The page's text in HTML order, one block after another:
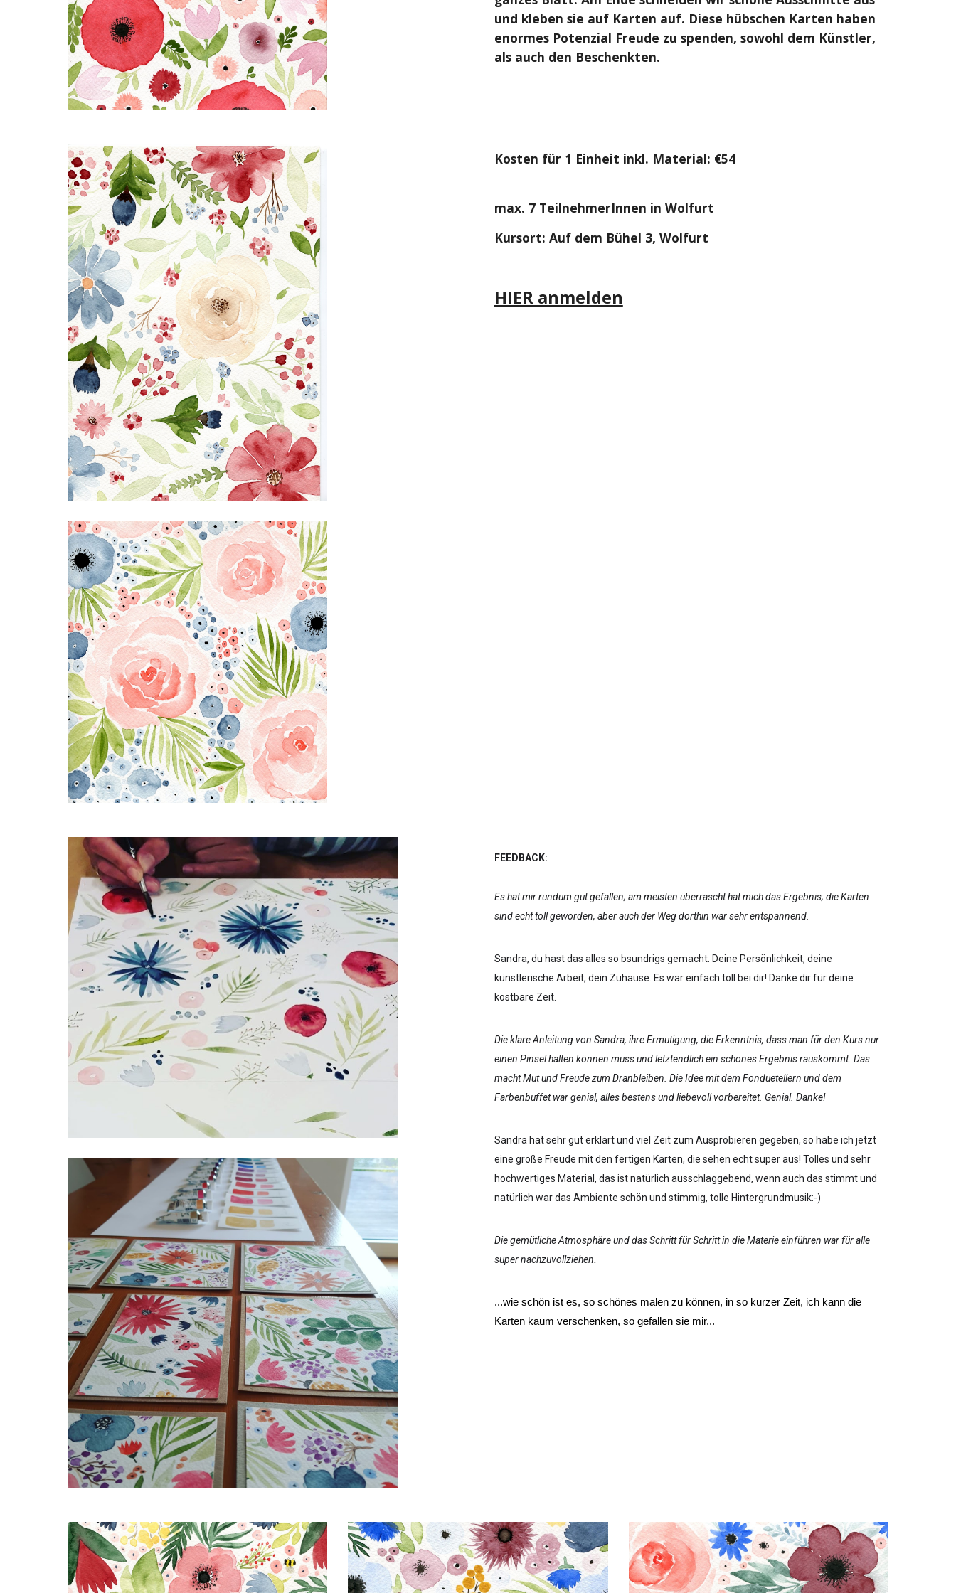
und kleben sie auf Karten auf. Diese hübschen Karten haben
enormes Potenzial Freude zu spenden, sowohl dem Künstler,
als auch den Beschenkten.
Kosten für 1 Einheit inkl. Material: €54
max. 7 TeilnehmerInnen in Wolfurt
Kursort: Auf dem Bühel 3, Wolfurt
HIER anmelden
FEEDBACK:
Es hat mir rundum gut gefallen; am meisten überrascht hat mich das Ergebnis; die Karten
sind echt toll geworden, aber auch der Weg dorthin war sehr entspannend.
Sandra, du hast das alles so bsundrigs gemacht. Deine Persönlichkeit, deine
künstlerische Arbeit, dein Zuhause. Es war einfach toll bei dir! Danke dir für deine
kostbare Zeit.
Die klare Anleitung von Sandra, ihre Ermutigung, die Erkenntnis, dass man für den Kurs nur
einen Pinsel halten können muss und letztendlich ein schönes Ergebnis rauskommt. Das
macht Mut und Freude zum Dranbleiben. Die Idee mit dem Fonduetellern und dem
Farbenbuffet war genial, alles bestens und liebevoll vorbereitet. Genial. Danke!
Sandra hat sehr gut erklärt und viel Zeit zum Ausprobieren gegeben, so habe ich jetzt
eine große Freude mit den fertigen Karten, die sehen echt super aus! Tolles und sehr
hochwertiges Material, das ist natürlich ausschlaggebend, wenn auch das stimmt und
natürlich war das Ambiente schön und stimmig, tolle Hintergrundmusik:-)
Die gemütliche Atmosphäre und das Schritt für Schritt in die Materie einführen war für alle
super nachzuvollziehen.
...wie schön ist es, so schönes malen zu können, in so kurzer Zeit, ich kann die
Karten kaum verschenken, so gefallen sie mir...